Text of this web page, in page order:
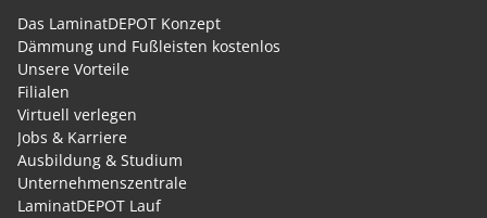
Das LaminatDEPOT Konzept
Dämmung und Fußleisten kostenlos
Unsere Vorteile
Filialen
Virtuell verlegen
Jobs & Karriere
Ausbildung & Studium
Unternehmenszentrale
LaminatDEPOT Lauf